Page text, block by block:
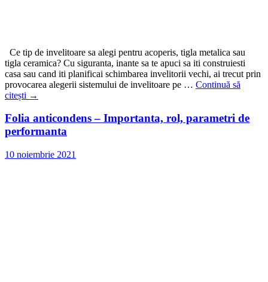
Ce tip de invelitoare sa alegi pentru acoperis, tigla metalica sau
tigla ceramica? Cu siguranta, inante sa te apuci sa iti construiesti
casa sau cand iti planificai schimbarea invelitorii vechi, ai trecut prin
provocarea alegerii sistemului de invelitoare pe … Continuă să
citești →
Folia anticondens – Importanta, rol, parametri de
performanta
10 noiembrie 2021